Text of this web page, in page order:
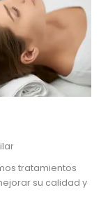
tratamientos
su calidad y